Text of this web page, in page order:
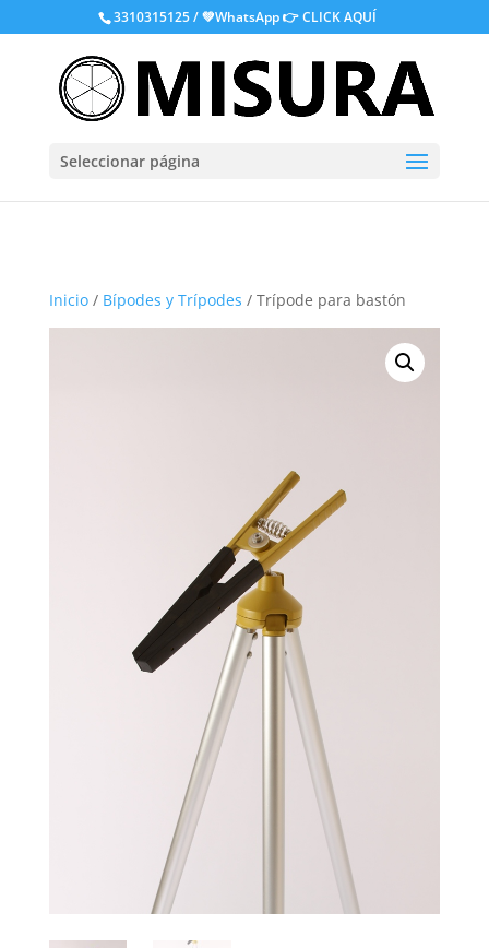
3310315125 / 💚WhatsApp👉 CLICK AQUÍ
Seleccionar página
Inicio/ Bípodes y Trípodes / Trípode para bastón